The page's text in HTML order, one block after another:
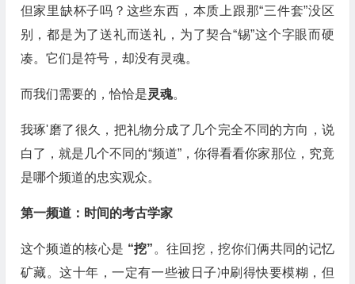
但家里缺杯子吗？这些东西，本质上跟那“三件套”没区
别，都是为了送礼而送礼，为了契合“锡”这个字眼而硬
凑。它们是符号，却没有灵魂。
而我们需要的，恰恰是灵魂。
我琢'磨了很久，把礼物分成了几个完全不同的方向，说
白了，就是几个不同的“频道”，你得看看你家那位，究竟
是哪个频道的忠实观众。
第一频道：时间的考古学家
这个频道的核心是 “挖” 。往回挖，挖你们俩共同的记忆
矿藏。这十年，一定有一些被日子冲刷得快要模糊，但